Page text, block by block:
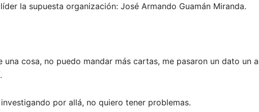
la supuesta organización: José Armando Guamán Miranda.
una cosa, no puedo mandar más cartas, me pasaron un dato un
por allá, no quiero tener problemas.